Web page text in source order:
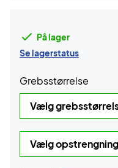
På lager
Se lagerstatus
Grebsstørrelse